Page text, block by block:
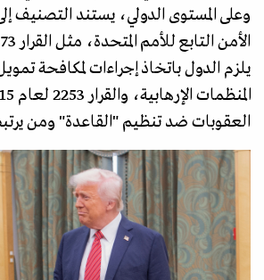
وعلى المستوى الدولي، يستند التصنيف
يلزم الدول باتخاذ إجراءات لمكافحة
العقوبات ضد تنظيم "القاعدة" ومن